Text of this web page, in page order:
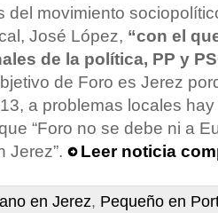
del movimiento
José López, “con el
de la política, PP y
de Foro es Jerez
a problemas locales
“Foro no se debe ni a
Jerez”.
Leer noticia
en Jerez, Pequeño en